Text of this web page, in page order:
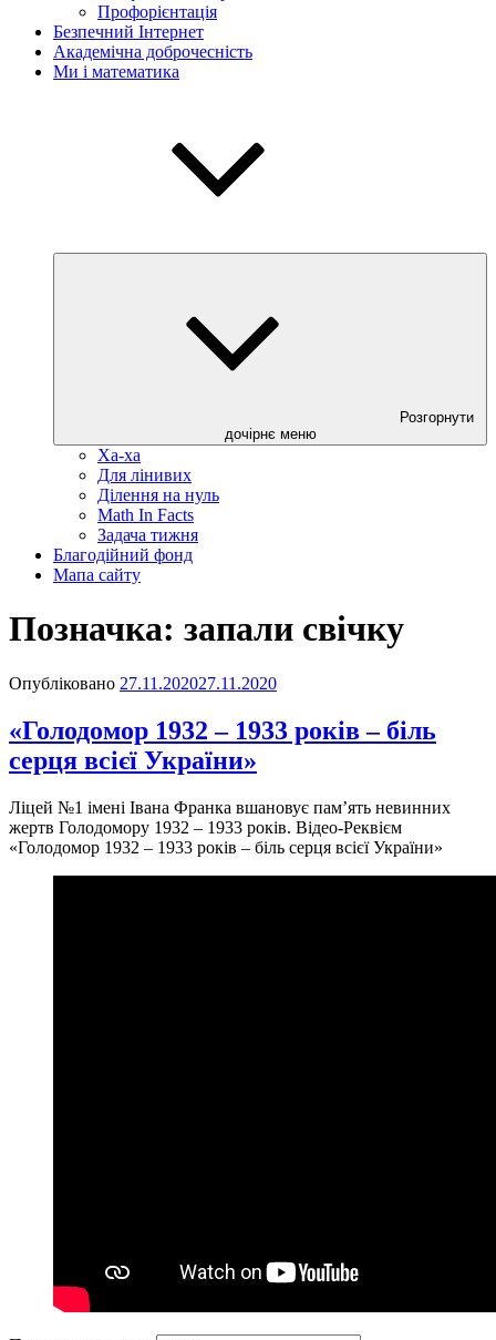
Профорієнтація
Безпечний Інтернет
Академічна доброчесність
Ми і математика
Розгорнути
дочірнє меню
Ха-ха
Для лінивих
Ділення на нуль
Math In Facts
Задача тижня
Благодійний фонд
Мапа сайту
Позначка: запали свічку
Опубліковано 27.11.202027.11.2020
«Голодомор 1932 – 1933 років – біль
серця всієї України»
Ліцей №1 імені Івана Франка вшановує пам’ять невинних
жертв Голодомору 1932 – 1933 років. Відео-Реквієм
«Голодомор 1932 – 1933 років – біль серця всієї України»